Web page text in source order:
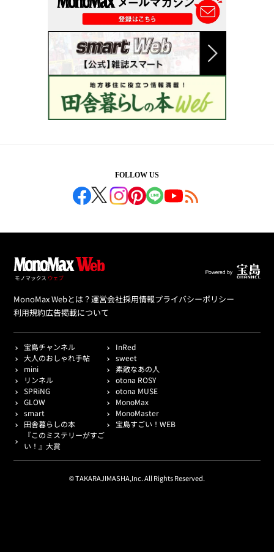
FOLLOW US
MonoMax Webとは？運営会社採用情報プライバシーポリシー
利用規約広告掲載について
宝島チャンネル
InRed
大人のおしゃれ手帖
sweet
mini
素敵なあの人
リンネル
otona ROSY
SPRiNG
otona MUSE
GLOW
MonoMax
smart
MonoMaster
田舎暮らしの本
宝島すごい！WEB
『このミステリーがすご
い！』大賞
© TAKARAJIMASHA,Inc. All Rights Reserved.